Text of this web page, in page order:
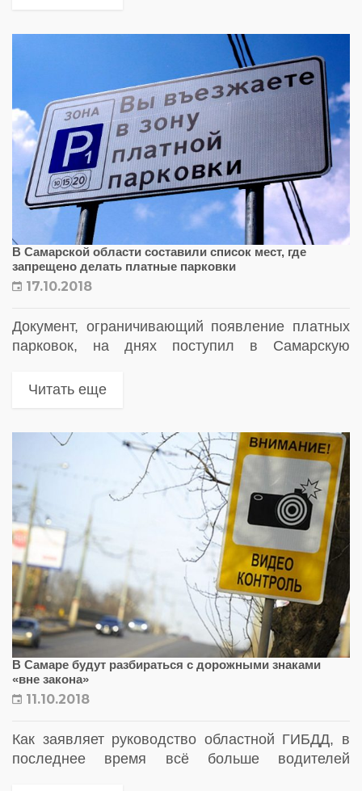
В Самарской области составили список мест, где
запрещено делать платные парковки
17.10.2018
Документ, ограничивающий появление платных
парковок, на днях поступил в Самарскую
размещать рядом с домами и больницами. Также
Читать еще
В Самаре будут разбираться с дорожными знаками
«вне закона»
11.10.2018
Как заявляет руководство областной ГИБДД, в
последнее время всё больше водителей